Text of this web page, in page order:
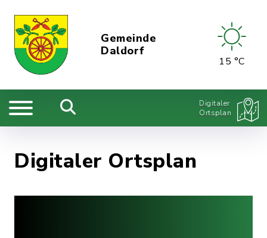
Gemeinde
Daldorf
15 °C
Digitaler
Ortsplan
Digitaler Ortsplan